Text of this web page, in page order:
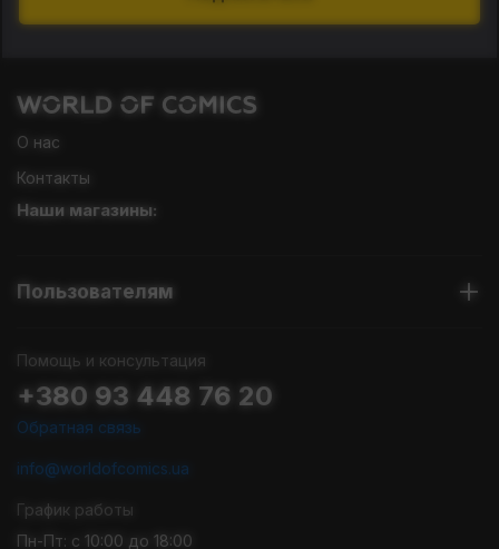
О нас
Контакты
Наши магазины:
Пользователям
Помощь и консультация
+380 93 448 76 20
Обратная связь
info@worldofcomics.ua
График работы
Пн-Пт: с 10:00 до 18:00